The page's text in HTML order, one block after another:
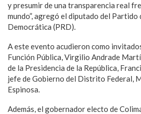
y presumir de una transparencia real
mundo”, agregó el diputado del Partido
Democrática (PRD).
A este evento acudieron como
Función Pública, Virgilio Andrade
de la Presidencia de la República,
jefe de Gobierno del Distrito Federal,
Espinosa.
Además, el gobernador electo de